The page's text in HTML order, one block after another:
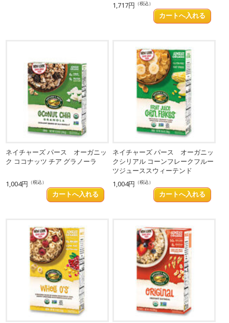
1,717円 （税込）
ネイチャーズ パース オーガニッ
ク ココナッツ チア グラノーラ
1,004円 （税込）
ネイチャーズ パース オーガニッ
クシリアル コーンフレークフルー
ツジューススウィーテンド
1,004円 （税込）